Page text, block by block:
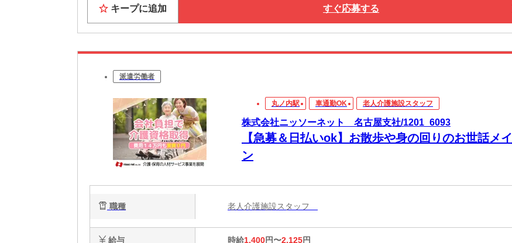
キープに追加 すぐ応募する
派遣労働者
丸ノ内駅 車通勤OK 老人介護施設スタッフ
株式会社ニッソーネット 名古屋支社/1201_6093
【急募＆日払いok】お散歩や身の回りのお世話メイ
ン
職種 老人介護施設スタッフ
給与 時給1,400円〜2,125円